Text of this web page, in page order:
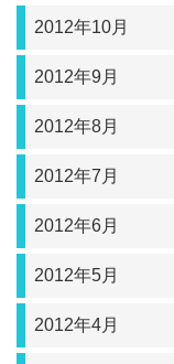
2012年10月
2012年9月
2012年8月
2012年7月
2012年6月
2012年5月
2012年4月